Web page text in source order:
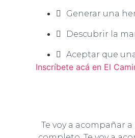
Generar una
Descubrir la
Aceptar que
Inscríbete acá en El
Te voy a acompañar